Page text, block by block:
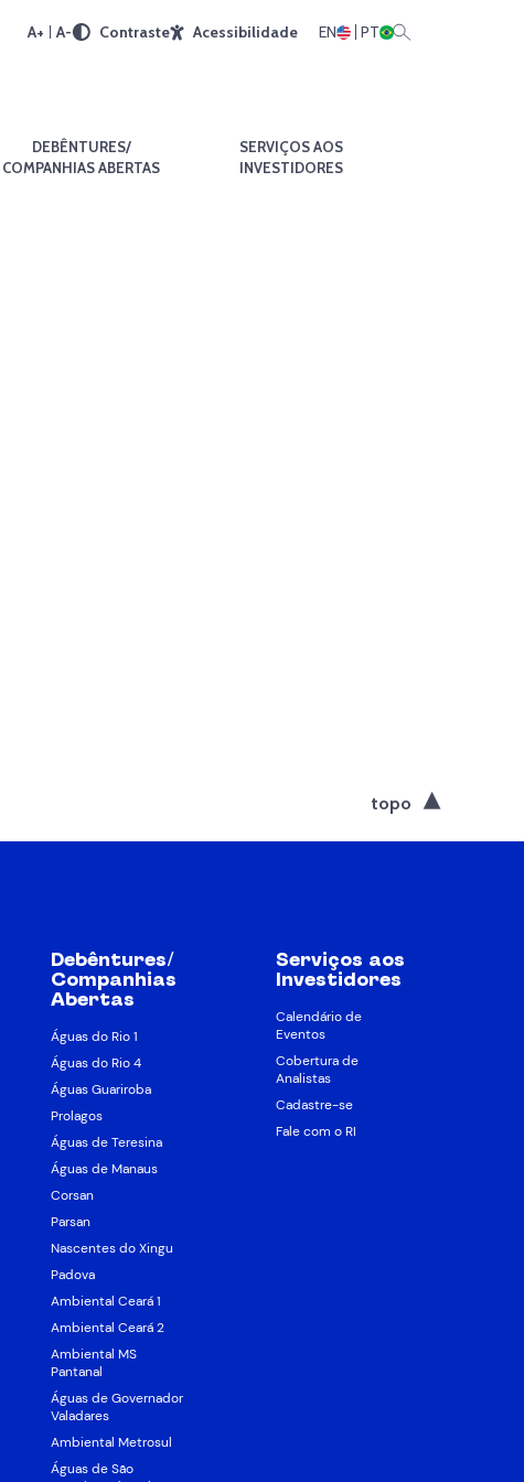
A+ A- Contraste Acessibilidade EN PT
DEBÊNTURES/
COMPANHIAS ABERTAS
SERVIÇOS AOS
INVESTIDORES
topo
Debêntures/
Companhias
Abertas
Águas do Rio 1
Águas do Rio 4
Águas Guariroba
Prolagos
Águas de Teresina
Águas de Manaus
Corsan
Parsan
Nascentes do Xingu
Padova
Ambiental Ceará 1
Ambiental Ceará 2
Ambiental MS
Pantanal
Águas de Governador
Valadares
Ambiental Metrosul
Águas de São
Serviços aos
Investidores
Calendário de
Eventos
Cobertura de
Analistas
Cadastre-se
Fale com o RI